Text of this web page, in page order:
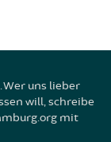
uns lieber
will, schreibe
mit